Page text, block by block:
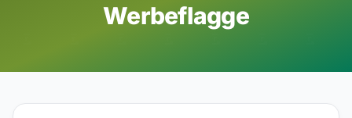
Werbeflagge